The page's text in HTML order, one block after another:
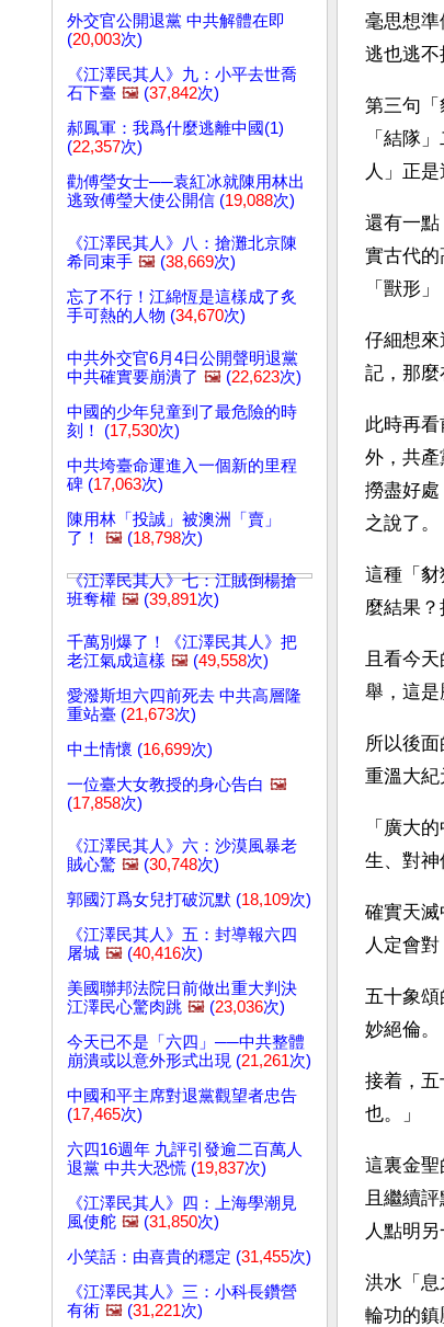
外交官公開退黨 中共解體在即
(20,003次)
《江澤民其人》九：小平去世喬
石下臺 🖼️ (37,842次)
郝鳳軍：我爲什麼逃離中國(1)
(22,357次)
勸傅瑩女士──袁紅冰就陳用林出
逃致傅瑩大使公開信 (19,088次)
《江澤民其人》八：搶灘北京陳
希同束手 🖼️ (38,669次)
忘了不行！江綿恆是這樣成了炙
手可熱的人物 (34,670次)
中共外交官6月4日公開聲明退黨
中共確實要崩潰了 🖼️ (22,623次)
中國的少年兒童到了最危險的時
刻！ (17,530次)
中共垮臺命運進入一個新的里程
碑 (17,063次)
陳用林「投誠」被澳洲「賣」
了！
🖼️ (18,798次)
《江澤民其人》七：江賊倒楊搶
班奪權 🖼️ (39,891次)
千萬別爆了！《江澤民其人》把
老江氣成這樣 🖼️ (49,558次)
愛潑斯坦六四前死去 中共高層隆
重站臺 (21,673次)
中土情懷 (16,699次)
一位臺大女教授的身心告白 🖼️
(17,858次)
《江澤民其人》六：沙漠風暴老
賊心驚 🖼️ (30,748次)
郭國汀爲女兒打破沉默 (18,109次)
《江澤民其人》五：封導報六四
屠城 🖼️ (40,416次)
美國聯邦法院日前做出重大判決
江澤民心驚肉跳 🖼️ (23,036次)
今天已不是「六四」──中共整體
崩潰或以意外形式出現 (21,261次)
中國和平主席對退黨觀望者忠告
(17,465次)
六四16週年 九評引發逾二百萬人
退黨 中共大恐慌 (19,837次)
《江澤民其人》四：上海學潮見
風使舵 🖼️ (31,850次)
小笑話：由喜貴的穩定 (31,455次)
《江澤民其人》三：小科長鑽營
有術 🖼️ (31,221次)
毫思想
逃也逃不
第三句
「結隊
人」正
還有一
實古代
「獸形
仔細想
記，那麼
此時再
外，共產
撈盡好處
之說了。
這種「
麼結果？
且看今
舉，這是
所以後
重溫大紀
「廣大
生、對神
確實天滅
人定會對
五十象
妙絕倫。
接着，
也。」
這裏金
且繼續
人點明
洪水「
輪功的